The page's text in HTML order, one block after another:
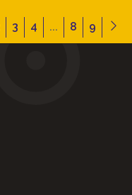
3 4 ... 8 9